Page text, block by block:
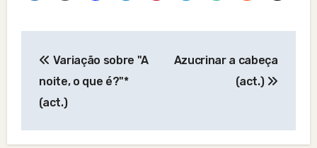
navigation
Variação sobre "A
noite, o que é?"*
(act.)
Azucrinar a cabeça
(act.)